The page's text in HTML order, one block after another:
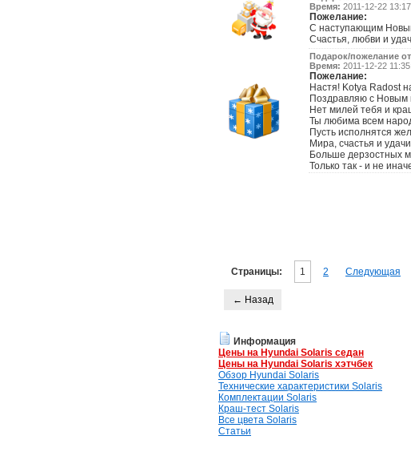
Время: 2011-12-22
Пожелание:
С наступающим
Счастья, любви и
Подарок/пожелание
Время: 2011-12-22
Пожелание:
Настя! Kotya Radost
Поздравляю с Новым
Нет милей тебя и
Ты любима всем
Пусть исполнятся
Мира, счастья и
Больше дерзостных
Только так - и не
Страницы: 1 2 Следующая
← Назад
Информация
Цены на Hyundai Solaris седан
Цены на Hyundai Solaris хэтчбек
Обзор Hyundai Solaris
Технические характеристики Solaris
Комплектации Solaris
Краш-тест Solaris
Все цвета Solaris
Статьи